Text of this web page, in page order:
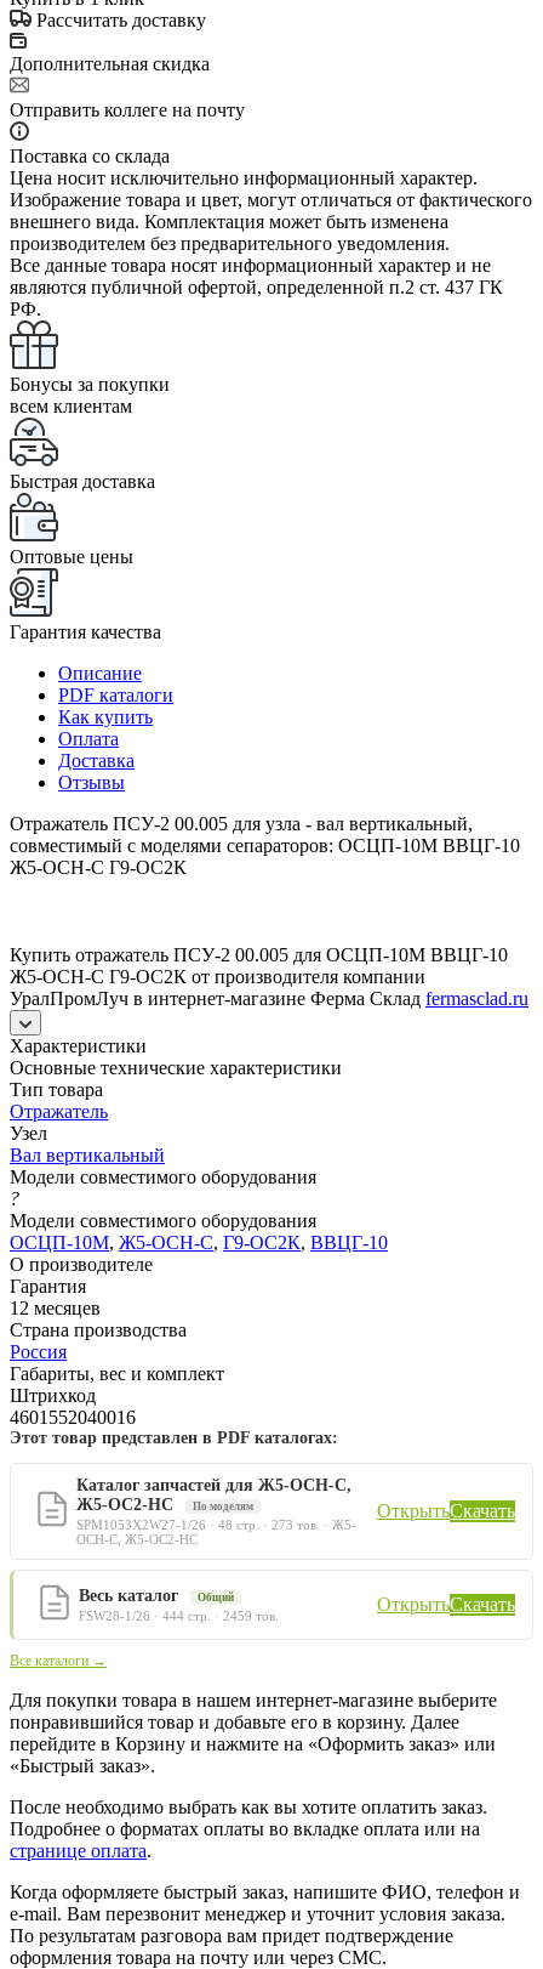
Рассчитать доставку
Дополнительная скидка
Отправить коллеге на почту
Поставка со склада
Цена носит исключительно информационный характер.
Изображение товара и цвет, могут отличаться от фактического
внешнего вида. Комплектация может быть изменена
производителем без предварительного уведомления.
Все данные товара носят информационный характер и не
являются публичной офертой, определенной п.2 ст. 437 ГК
РФ.
Бонусы за покупки
всем клиентам
Быстрая доставка
Оптовые цены
Гарантия качества
Описание
PDF каталоги
Как купить
Оплата
Доставка
Отзывы
Отражатель ПСУ-2 00.005 для узла - вал вертикальный,
совместимый с моделями сепараторов: ОСЦП-10М ВВЦГ-10
Ж5-ОСН-С Г9-ОС2К
Купить отражатель ПСУ-2 00.005 для ОСЦП-10М ВВЦГ-10
Ж5-ОСН-С Г9-ОС2К от производителя компании
УралПромЛуч в интернет-магазине Ферма Склад fermasclad.ru
Характеристики
Основные технические характеристики
Тип товара
Отражатель
Узел
Вал вертикальный
Модели совместимого оборудования
?
Модели совместимого оборудования
ОСЦП-10М, Ж5-ОСН-С, Г9-ОС2К, ВВЦГ-10
О производителе
Гарантия
12 месяцев
Страна производства
Россия
Габариты, вес и комплект
Штрихкод
4601552040016
Этот товар представлен в PDF каталогах:
Каталог запчастей для Ж5-ОСН-С,
Ж5-ОС2-НС
По моделям
SPM1053X2W27-1/26 · 48 стр. · 273 тов. · Ж5-
ОСН-С, Ж5-ОС2-НС
ОткрытьСкачать
Весь каталог Общий
FSW28-1/26 · 444 стр. · 2459 тов.
ОткрытьСкачать
Все каталоги →
Для покупки товара в нашем интернет-магазине выберите
понравившийся товар и добавьте его в корзину. Далее
перейдите в Корзину и нажмите на «Оформить заказ» или
«Быстрый заказ».
После необходимо выбрать как вы хотите оплатить заказ.
Подробнее о форматах оплаты во вкладке оплата или на
странице оплата.
Когда оформляете быстрый заказ, напишите ФИО, телефон и
e-mail. Вам перезвонит менеджер и уточнит условия заказа.
По результатам разговора вам придет подтверждение
оформления товара на почту или через СМС.